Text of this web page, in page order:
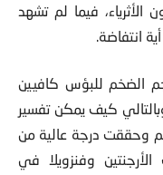
، فيما لم تشهد
انتفاضة.
الضخم للبؤس كافيين
كيف يمكن تفسير
وحققت درجة عالية من
وفنزويلا في